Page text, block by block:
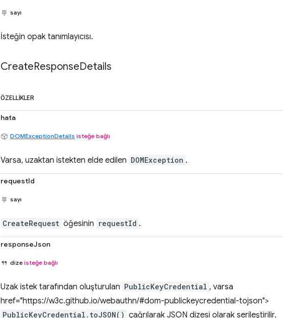
sayı
İsteğin opak tanımlayıcısı.
CreateResponseDetails
ÖZELLIKLER
hata
DOMExceptionDetails isteğe bağlı
Varsa, uzaktan istekten elde edilen DOMException .
requestId
sayı
CreateRequest öğesinin requestId .
responseJson
dize isteğe bağlı
Uzak istek tarafından oluşturulan PublicKeyCredential , varsa
href="https://w3c.github.io/webauthn/#dom-publickeycredential-tojson">
PublicKeyCredential.toJSON() çağrılarak JSON dizesi olarak serileştirilir.